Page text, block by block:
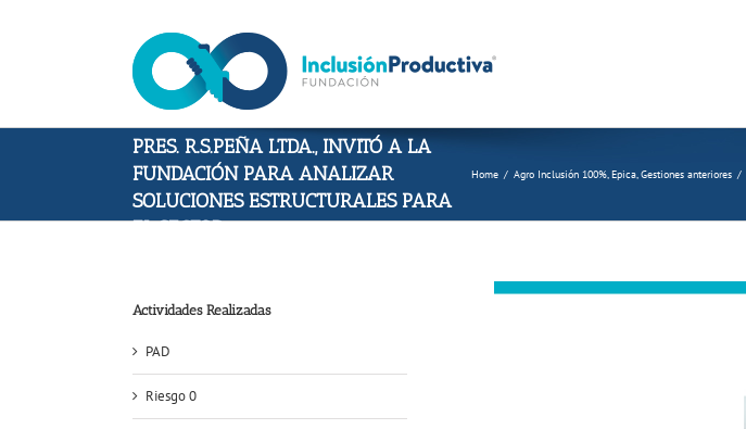
PRES. R.S.PEÑA LTDA., INVITÓ A LA
FUNDACIÓN PARA ANALIZAR
SOLUCIONES ESTRUCTURALES PARA
EL SECTOR.
Home / Agro Inclusión 100%,Epica,Gestiones anteriores /
View
Actividades Realizadas
PAD
Riesgo 0